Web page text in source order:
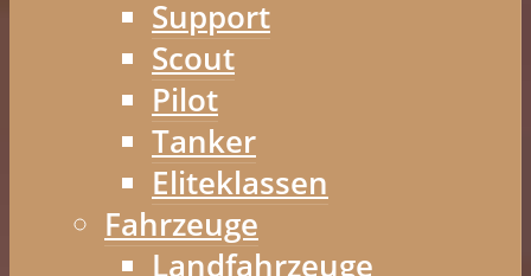
Support
Scout
Pilot
Tanker
Eliteklassen
Fahrzeuge
Landfahrzeuge